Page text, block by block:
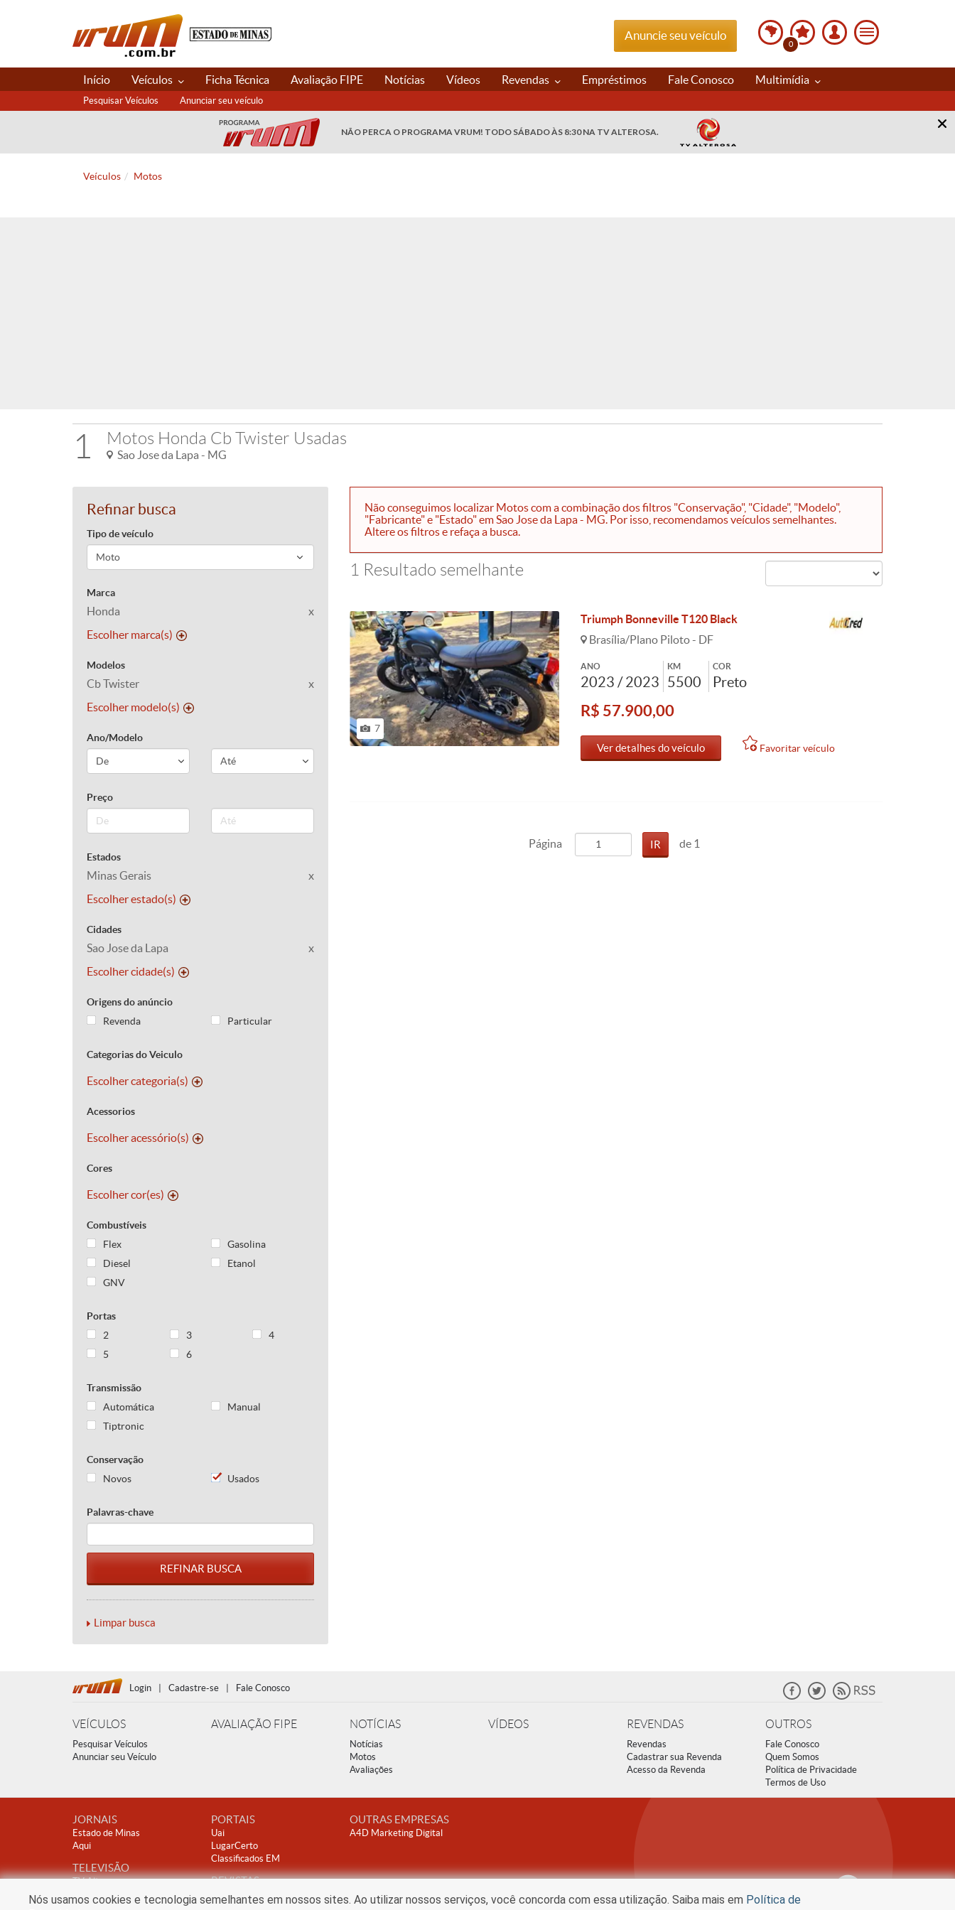
Anuncie seu veículo
0
Início Veículos Ficha Técnica Avaliação FIPE Notícias Vídeos Revendas Empréstimos Fale Conosco Multimídia
Pesquisar Veículos Anunciar seu veículo
NÃO PERCA O PROGRAMA VRUM! TODO SÁBADO ÀS 8:30 NA TV ALTEROSA.
Veículos Motos
1 Motos Honda Cb Twister Usadas
Sao Jose da Lapa - MG
Refinar busca
Tipo de veículo
Marca
Honda
x
Escolher marca(s)
Modelos
Cb Twister
x
Escolher modelo(s)
Ano/Modelo
Preço
Estados
Minas Gerais
x
Escolher estado(s)
Cidades
Sao Jose da Lapa
x
Escolher cidade(s)
Origens do anúncio
Revenda
Particular
Categorias do Veiculo
Escolher categoria(s)
Acessorios
Escolher acessório(s)
Cores
Escolher cor(es)
Combustíveis
Flex
Gasolina
Diesel
Etanol
GNV
Portas
2
3
4
5
6
Transmissão
Automática
Manual
Tiptronic
Conservação
Novos
Usados
Palavras-chave
Limpar busca
Não conseguimos localizar Motos com a combinação dos filtros "Conservação", "Cidade", "Modelo",
"Fabricante" e "Estado" em Sao Jose da Lapa - MG. Por isso, recomendamos veículos semelhantes.
Altere os filtros e refaça a busca.
1 Resultado semelhante
7
Triumph Bonneville T120 Black
Brasília/Plano Piloto - DF
ANO
2023 / 2023
KM
5500
COR
Preto
R$ 57.900,00
Ver detalhes do veículo Favoritar veículo
Página de 1
Login Cadastre-se Fale Conosco
VEÍCULOS
Pesquisar Veículos
Anunciar seu Veículo
AVALIAÇÃO FIPE NOTÍCIAS
Notícias
Motos
Avaliações
VÍDEOS REVENDAS
Revendas
Cadastrar sua Revenda
Acesso da Revenda
OUTROS
Fale Conosco
Quem Somos
Política de Privacidade
Termos de Uso
JORNAIS
Estado de Minas
Aqui
TELEVISÃO
TV Alterosa
PORTAIS
Uai
LugarCerto
Classificados EM
REVISTAS
Encontro
Clube A
OUTRAS EMPRESAS
A4D Marketing Digital
Nós usamos cookies e tecnologia semelhantes em nossos sites. Ao utilizar nossos serviços, você concorda com essa utilização. Saiba mais em Política de